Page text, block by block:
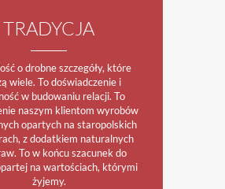
TRADYCJA
o drobne szczegóły, które
wiele. To doświadczenie i
w budowaniu relacji. To
naszym klientom wyrobów
opartych na staropolskich
z dodatkiem naturalnych
To w końcu szacunek do
na wartościach, którymi
żyjemy.